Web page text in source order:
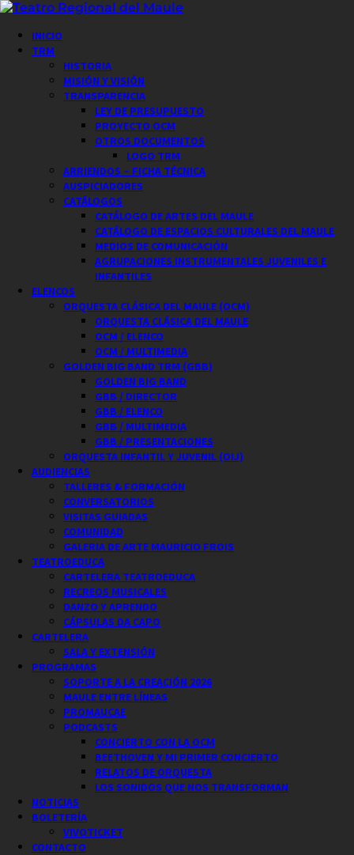
Saltar
contenido
Menú
principal
INICIO
TRM
HISTORIA
MISIÓN Y VISIÓN
TRANSPARENCIA
LEY DE PRESUPUESTO
PROYECTO OCM
OTROS DOCUMENTOS
LOGO TRM
ARRIENDOS – FICHA TÉCNICA
AUSPICIADORES
CATÁLOGOS
CATÁLOGO DE ARTES DEL MAULE
CATÁLOGO DE ESPACIOS CULTURALES DEL MAULE
MEDIOS DE COMUNICACIÓN
AGRUPACIONES INSTRUMENTALES JUVENILES E
INFANTILES
ELENCOS
ORQUESTA CLÁSICA DEL MAULE (OCM)
ORQUESTA CLÁSICA DEL MAULE
OCM / ELENCO
OCM / MULTIMEDIA
GOLDEN BIG BAND TRM (GBB)
GOLDEN BIG BAND
GBB / DIRECTOR
GBB / ELENCO
GBB / MULTIMEDIA
GBB / PRESENTACIONES
ORQUESTA INFANTIL Y JUVENIL (OIJ)
AUDIENCIAS
TALLERES & FORMACIÓN
CONVERSATORIOS
VISITAS GUIADAS
COMUNIDAD
GALERIA DE ARTE MAURICIO FROIS
TEATROEDUCA
CARTELERA TEATROEDUCA
RECREOS MUSICALES
DANZO Y APRENDO
CÁPSULAS DA CAPO
CARTELERA
SALA Y EXTENSIÓN
PROGRAMAS
SOPORTE A LA CREACIÓN 2026
MAULE ENTRE LÍNEAS
PROMAUCAE
PODCASTS
CONCIERTO CON LA OCM
BEETHOVEN Y MI PRIMER CONCIERTO
RELATOS DE ORQUESTA
LOS SONIDOS QUE NOS TRANSFORMAN
NOTICIAS
BOLETERÍA
VIVOTICKET
CONTACTO